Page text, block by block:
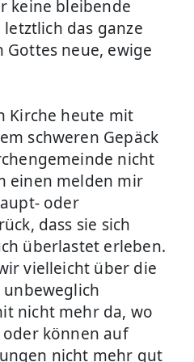
keine bleibende
das ganze
neue, ewige
Kirche heute mit
schweren Gepäck
nicht
einen melden mir
oder
dass sie sich
überlastet erleben.
vielleicht über die
unbeweglich
nicht mehr da, wo
können auf
nicht mehr gut